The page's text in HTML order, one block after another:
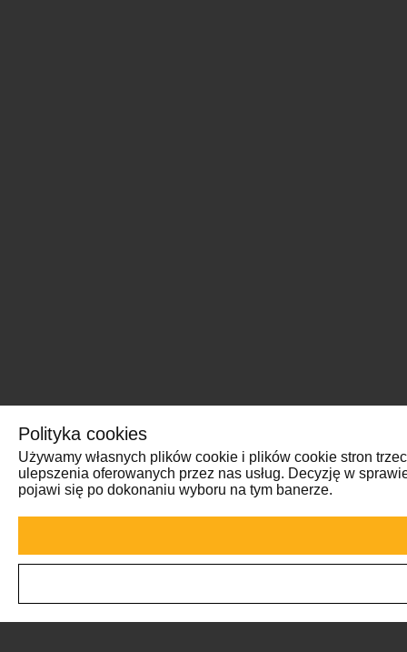
Polityka cookies
Używamy własnych plików cookie i plików cookie stron
ulepszenia oferowanych przez nas usług. Decyzję w
pojawi się po dokonaniu wyboru na tym banerze.